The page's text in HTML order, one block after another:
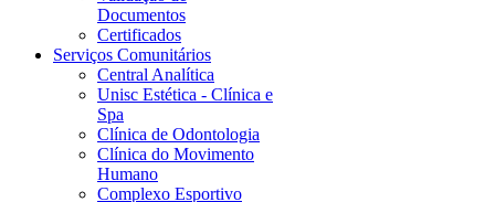
Documentos
Certificados
Serviços Comunitários
Central Analítica
Unisc Estética - Clínica e
Spa
Clínica de Odontologia
Clínica do Movimento
Humano
Complexo Esportivo